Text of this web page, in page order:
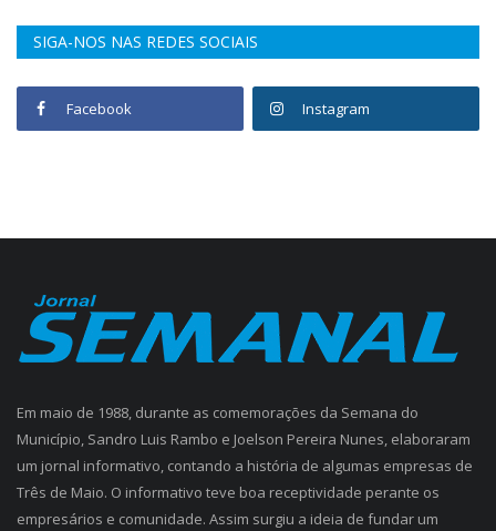
SIGA-NOS NAS REDES SOCIAIS
Facebook Instagram
Em maio de 1988, durante as comemorações da Semana do
Município, Sandro Luis Rambo e Joelson Pereira Nunes, elaboraram
um jornal informativo, contando a história de algumas empresas de
Três de Maio. O informativo teve boa receptividade perante os
empresários e comunidade. Assim surgiu a ideia de fundar um